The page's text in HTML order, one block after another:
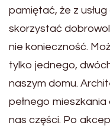
pamiętać, że z
skorzystać
nie konieczność.
tylko jednego,
naszym domu.
pełnego mieszkania
nas części. Po